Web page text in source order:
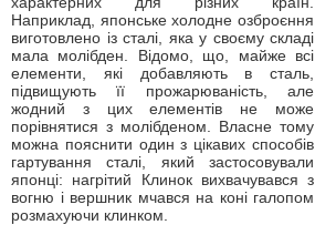
Наприклад, японське холодне озброєння
виготовлено із сталі, яка у своєму складі
мала молібден. Відомо, що, майже всі
елементи, які добавляють в сталь,
підвищують її прожарюваність, але
жодний з цих елементів не може
порівнятися з молібденом. Власне тому
можна пояснити один з цікавих способів
гартування сталі, який застосовували
японці: нагрітий Клинок вихвачувався з
вогню і вершник мчався на коні галопом
розмахуючи клинком.